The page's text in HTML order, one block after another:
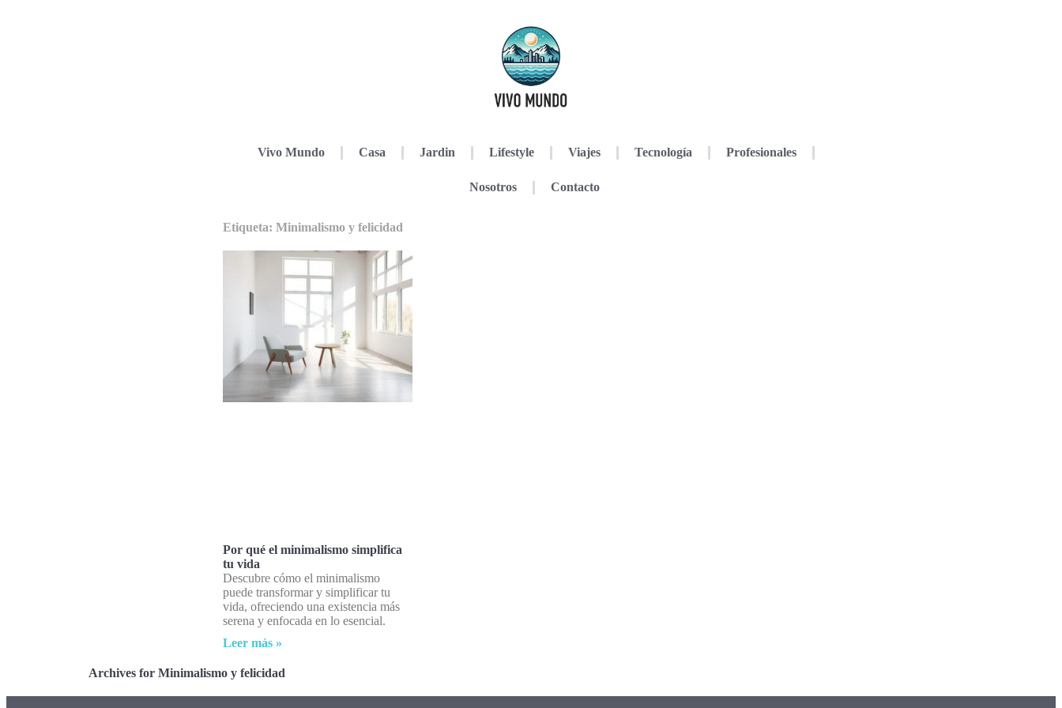
Vivo Mundo Casa Jardin Lifestyle Viajes Tecnología Profesionales
Nosotros Contacto
Etiqueta: Minimalismo y felicidad
Por qué el minimalismo simplifica
tu vida
Descubre cómo el minimalismo
puede transformar y simplificar tu
vida, ofreciendo una existencia más
serena y enfocada en lo esencial.
Leer más »
Archives for Minimalismo y felicidad